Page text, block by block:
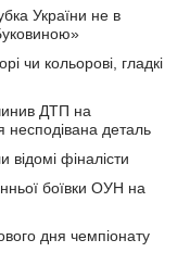
України не в
чи кольорові, гладкі
ДТП на
несподівана деталь
відомі фіналісти
боївки ОУН на
дня чемпіонату